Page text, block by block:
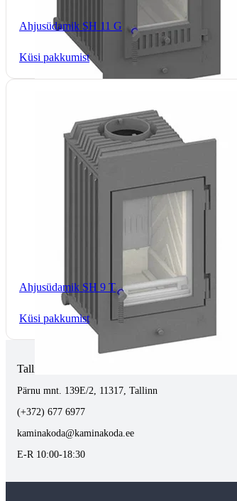
Ahjusüdamik SH 11 G
Küsi pakkumist
Ahjusüdamik SH 9 T
Küsi pakkumist
Tallinnas kaminasalong
Pärnu mnt. 139E/2, 11317, Tallinn
(+372) 677 6977
kaminakoda@kaminakoda.ee
E-R 10:00-18:30